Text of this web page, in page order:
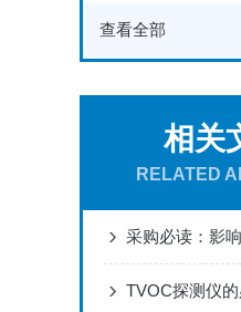
查看全部
相关
RELATED
TVOC探测仪